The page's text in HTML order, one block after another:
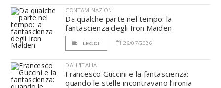
CONTAMINAZIONI
Da qualche parte nel tempo: la
fantascienza degli Iron Maiden
LEGGI 26/07/2026
DALL'ITALIA
Francesco Guccini e la fantascienza:
quando le stelle incontravano l’ironia